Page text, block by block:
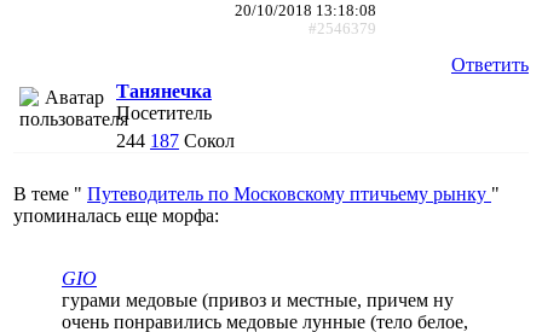
20/10/2018 13:18:08
#2546379
Ответить
Танянечка
Посетитель
244 187 Сокол
В теме " Путеводитель по Московскому птичьему рынку "
упоминалась еще морфа:
GIO
гурами медовые (привоз и местные, причем ну
очень понравились медовые лунные (тело белое,